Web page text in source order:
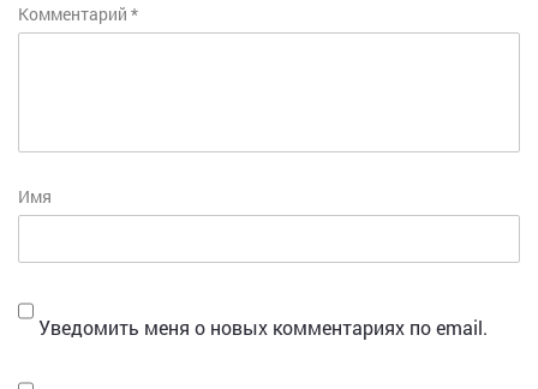
Комментарий *
Имя
Уведомить меня о новых комментариях по email.